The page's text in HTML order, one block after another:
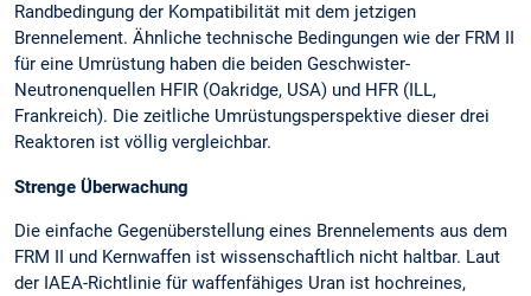
Randbedingung der Kompatibilität mit dem jetzigen
Brennelement. Ähnliche technische Bedingungen wie der FRM II
für eine Umrüstung haben die beiden Geschwister-
Neutronenquellen HFIR (Oakridge, USA) und HFR (ILL,
Frankreich). Die zeitliche Umrüstungsperspektive dieser drei
Reaktoren ist völlig vergleichbar.
Strenge Überwachung
Die einfache Gegenüberstellung eines Brennelements aus dem
FRM II und Kernwaffen ist wissenschaftlich nicht haltbar. Laut
der IAEA-Richtlinie für waffenfähiges Uran ist hochreines,